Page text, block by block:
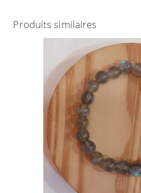
Produits similaires